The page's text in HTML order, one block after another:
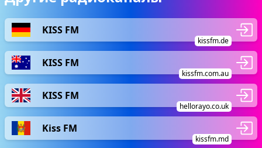
KISS FM
kissfm.de
KISS FM
kissfm.com.au
KISS FM
hellorayo.co.uk
Kiss FM
kissfm.md